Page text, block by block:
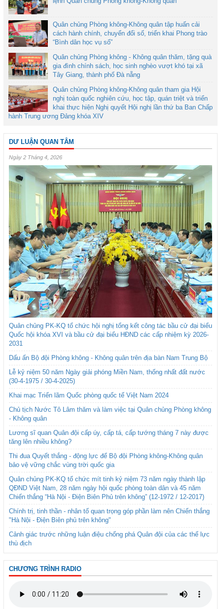
Quân chủng Phòng không-Không quân tập huấn cải
cách hành chính, chuyển đổi số, triển khai Phong trào
“Bình dân học vụ số”
Quân chủng Phòng không - Không quân thăm, tặng quà
gia đình chính sách, học sinh nghèo vượt khó tại xã
Tây Giang, thành phố Đà nẵng
Quân chủng Phòng không-Không quân tham gia Hội
nghị toàn quốc nghiên cứu, học tập, quán triệt và triển
khai thực hiện Nghị quyết Hội nghị lần thứ ba Ban Chấp
hành Trung ương Đảng khóa XIV
DƯ LUẬN QUAN TÂM
Ngày 2 Tháng 4, 2026
Quân chủng PK-KQ tổ chức hội nghị tổng kết công tác bầu cử đại biểu
Quốc hội khóa XVI và bầu cử đại biểu HĐND các cấp nhiệm kỳ 2026-
2031
Dấu ấn Bộ đội Phòng không - Không quân trên địa bàn Nam Trung Bộ
Lễ kỷ niệm 50 năm Ngày giải phóng Miền Nam, thống nhất đất nước
(30-4-1975 / 30-4-2025)
Khai mạc Triển lãm Quốc phòng quốc tế Việt Nam 2024
Chủ tịch Nước Tô Lâm thăm và làm việc tại Quân chủng Phòng không
- Không quân
Lương sĩ quan Quân đội cấp úy, cấp tá, cấp tướng tháng 7 này được
tăng lên nhiều không?
Thi đua Quyết thắng - động lực để Bộ đội Phòng không-Không quân
bảo vệ vững chắc vùng trời quốc gia
Quân chủng PK-KQ tổ chức mít tinh kỷ niệm 73 năm ngày thành lập
QĐND Việt Nam, 28 năm ngày hội quốc phòng toàn dân và 45 năm
Chiến thắng “Hà Nội - Điện Biên Phủ trên không” (12-1972 / 12-2017)
Chính trị, tinh thần - nhân tố quan trọng góp phần làm nên Chiến thắng
"Hà Nội - Điện Biên phủ trên không"
Cảnh giác trước những luận điệu chống phá Quân đội của các thế lực
thù địch
CHƯƠNG TRÌNH RADIO